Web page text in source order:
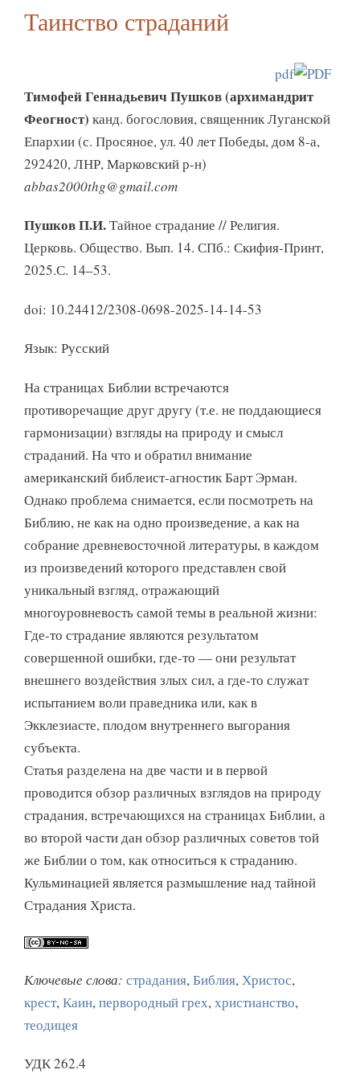
Таинство страданий
pdf
Тимофей Геннадьевич Пушков (архимандрит
Феогност) канд. богословия, священник Луганской
Епархии (с. Просяное, ул. 40 лет Победы, дом 8-а,
292420, ЛНР, Марковский р-н)
abbas2000thg@gmail.com
Пушков П.И.Тайное страдание // Религия.
Церковь. Общество. Вып. 14. СПб.: Скифия-Принт,
2025.С. 14–53.
doi: 10.24412/2308-0698-2025-14-14-53
Язык: Русский
На страницах Библии встречаются
противоречащие друг другу (т.е. не поддающиеся
гармонизации) взгляды на природу и смысл
страданий. На что и обратил внимание
американский библеист-агностик Барт Эрман.
Однако проблема снимается, если посмотреть на
Библию, не как на одно произведение, а как на
собрание древневосточной литературы, в каждом
из произведений которого представлен свой
уникальный взгляд, отражающий
многоуровневость самой темы в реальной жизни:
Где-то страдание являются результатом
совершенной ошибки, где-то — они результат
внешнего воздействия злых сил, а где-то служат
испытанием воли праведника или, как в
Экклезиасте, плодом внутреннего выгорания
субъекта.
Статья разделена на две части и в первой
проводится обзор различных взглядов на природу
страдания, встречающихся на страницах Библии, а
во второй части дан обзор различных советов той
же Библии о том, как относиться к страданию.
Кульминацией является размышление над тайной
Страдания Христа.
Ключевые слова: страдания,Библия,Христос,
крест,Каин,первородный грех,христианство,
теодицея
УДК 262.4